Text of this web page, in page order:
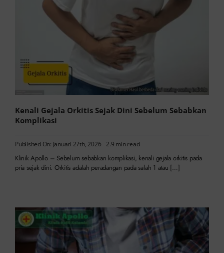
Kenali Gejala Orkitis Sejak Dini Sebelum Sebabkan
Komplikasi
Published On: Januari 27th, 2026 2.9 min read
Klinik Apollo – Sebelum sebabkan komplikasi, kenali gejala orkitis pada
pria sejak dini. Orkitis adalah peradangan pada salah 1 atau […]